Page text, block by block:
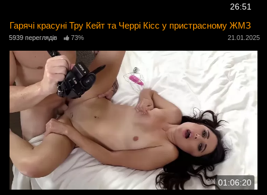
26:51
Гарячі красуні Тру Кейт та Черрі Кісс у пристрасному ЖМЗ
5939 переглядів 73% 21.01.2025
01:06:20